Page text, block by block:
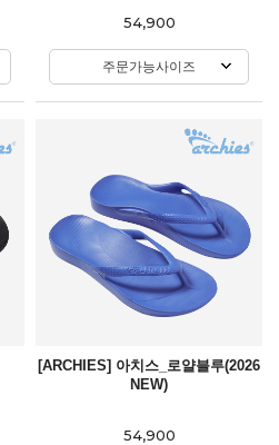
54,900
주문가능사이즈
[ARCHIES] 아치스_로얄블루(2026
NEW)
54,900